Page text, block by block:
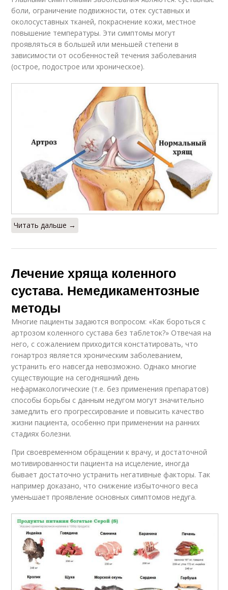
боли, ограничение подвижности, отек суставных и
околосуставных тканей, покраснение кожи, местное
повышение температуры. Эти симптомы могут
проявляться в большей или меньшей степени в
зависимости от особенностей течения заболевания
(острое, подострое или хроническое).
Читать дальше →
Лечение хряща коленного
сустава. Немедикаментозные
методы
Многие пациенты задаются вопросом: «Как бороться с
артрозом коленного сустава без таблеток?» Отвечая на
него, с сожалением приходится констатировать, что
гонартроз является хроническим заболеванием,
устранить его навсегда невозможно. Однако многие
существующие на сегодняшний день
нефармакологические (т.е. без применения препаратов)
способы борьбы с данным недугом могут значительно
замедлить его прогрессирование и повысить качество
жизни пациента, особенно при применении на ранних
стадиях болезни.
При своевременном обращении к врачу, и достаточной
мотивированности пациента на исцеление, иногда
бывает достаточно устранить негативные факторы. Так
например доказано, что снижение избыточного веса
уменьшает проявление основных симптомов недуга.